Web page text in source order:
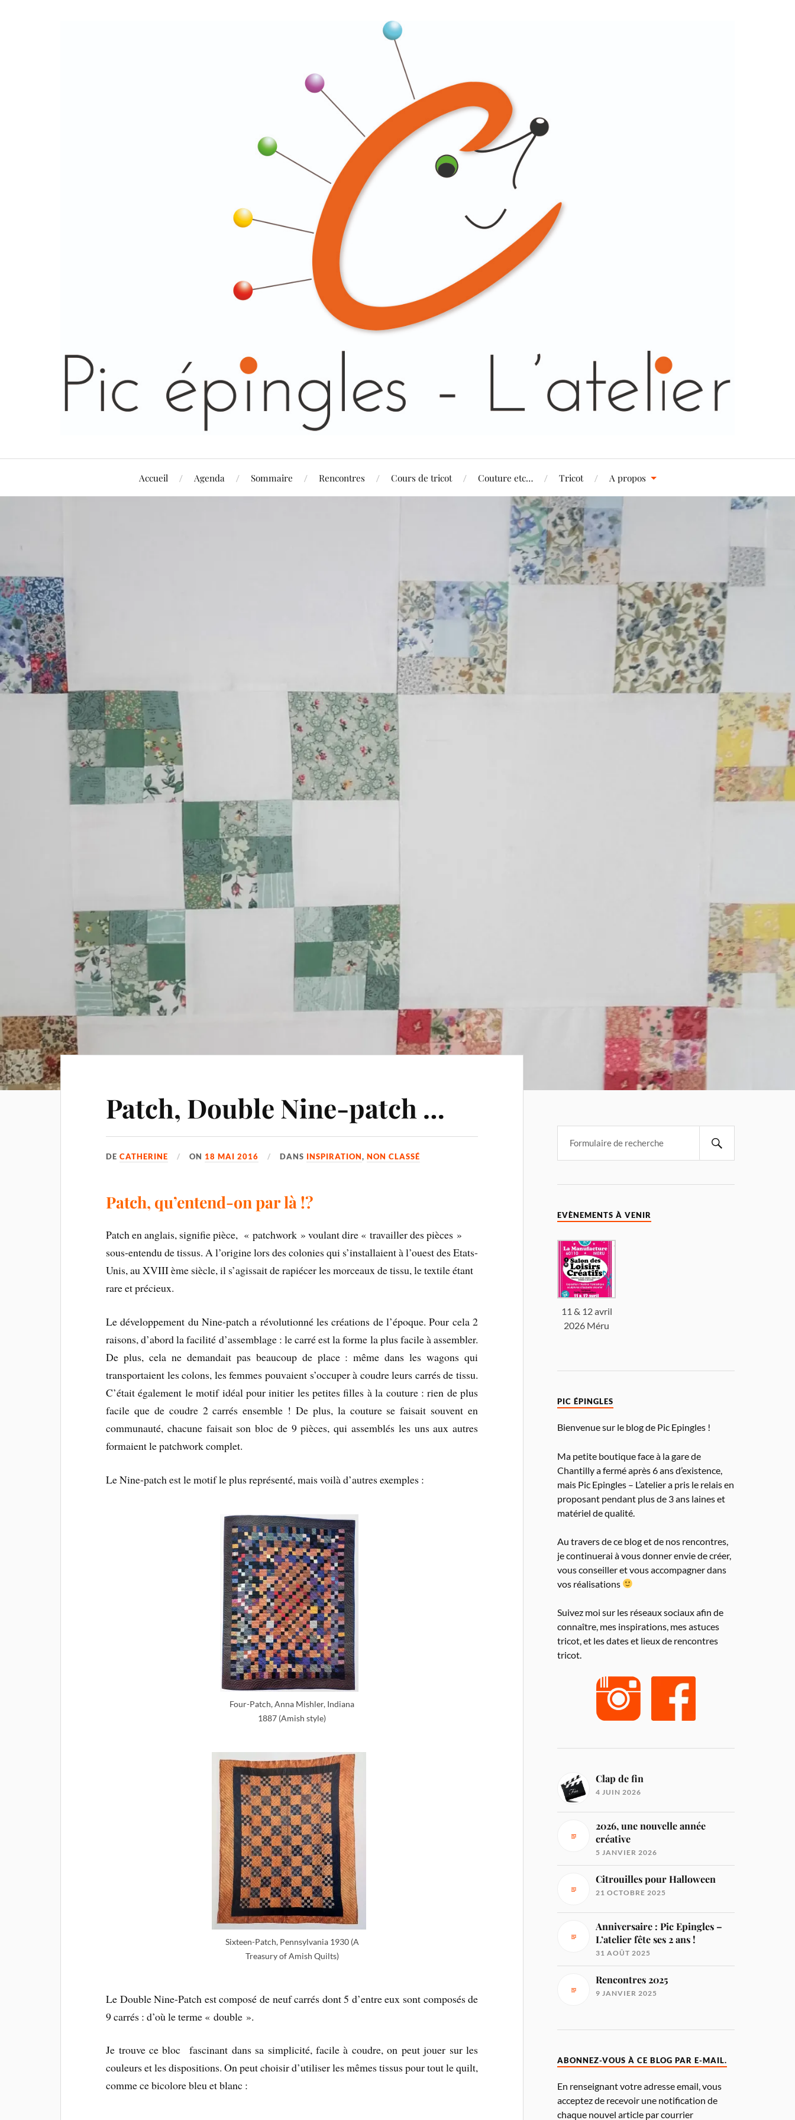
Accueil Agenda Sommaire Rencontres Cours de tricot Couture etc… Tricot A propos
Patch, Double Nine-patch …
DECATHERINE ON 18 MAI 2016 DANS INSPIRATION,NON CLASSÉ
Patch, qu’entend-on par là !?
Patch en anglais, signifie pièce, « patchwork » voulant dire « travailler des pièces »
sous-entendu de tissus. A l’origine lors des colonies qui s’installaient à l’ouest des Etats-
Unis, au XVIII ème siècle, il s’agissait de rapiécer les morceaux de tissu, le textile étant
rare et précieux.
Le développement du Nine-patch a révolutionné les créations de l’époque. Pour cela 2
raisons, d’abord la facilité d’assemblage : le carré est la forme la plus facile à assembler.
De plus, cela ne demandait pas beaucoup de place : même dans les wagons qui
transportaient les colons, les femmes pouvaient s’occuper à coudre leurs carrés de tissu.
C’était également le motif idéal pour initier les petites filles à la couture : rien de plus
facile que de coudre 2 carrés ensemble ! De plus, la couture se faisait souvent en
communauté, chacune faisait son bloc de 9 pièces, qui assemblés les uns aux autres
formaient le patchwork complet.
Le Nine-patch est le motif le plus représenté, mais voilà d’autres exemples :
Four-Patch, Anna Mishler, Indiana
1887 (Amish style)
Sixteen-Patch, Pennsylvania 1930 (A
Treasury of Amish Quilts)
Le Double Nine-Patch est composé de neuf carrés dont 5 d’entre eux sont composés de
9 carrés : d’où le terme « double ».
Je trouve ce bloc fascinant dans sa simplicité, facile à coudre, on peut jouer sur les
couleurs et les dispositions. On peut choisir d’utiliser les mêmes tissus pour tout le quilt,
comme ce bicolore bleu et blanc :
EVÈNEMENTS À VENIR
11 & 12 avril
2026 Méru
PIC ÉPINGLES
Bienvenue sur le blog de Pic Epingles !
Ma petite boutique face à la gare de
Chantilly a fermé après 6 ans d’existence,
mais Pic Epingles – L’atelier a pris le relais en
proposant pendant plus de 3 ans laines et
matériel de qualité.
Au travers de ce blog et de nos rencontres,
je continuerai à vous donner envie de créer,
vous conseiller et vous accompagner dans
vos réalisations
Suivez moi sur les réseaux sociaux afin de
connaître, mes inspirations, mes astuces
tricot, et les dates et lieux de rencontres
tricot.
Clap de fin
4 JUIN 2026
2026, une nouvelle année
créative
5 JANVIER 2026
Citrouilles pour Halloween
21 OCTOBRE 2025
Anniversaire : Pic Epingles –
L’atelier fête ses 2 ans !
31 AOÛT 2025
Rencontres 2025
9 JANVIER 2025
ABONNEZ-VOUS À CE BLOG PAR E-MAIL.
En renseignant votre adresse email, vous
acceptez de recevoir une notification de
chaque nouvel article par courrier